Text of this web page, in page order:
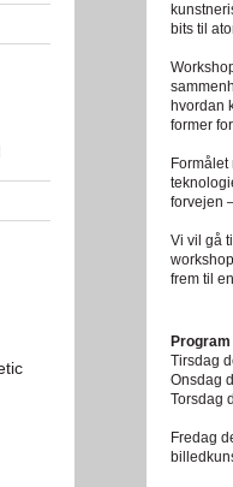
bits til
hvordan
former
forvejen
Vi vil gå
frem til
Program
Tirsdag
Onsdag
Torsdag
Fredag